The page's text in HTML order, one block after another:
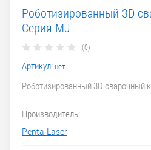
Роботизированный 3D
Серия MJ
(0)
Артикул: нет
Роботизированный 3D сварочный
Производитель:
Penta Laser